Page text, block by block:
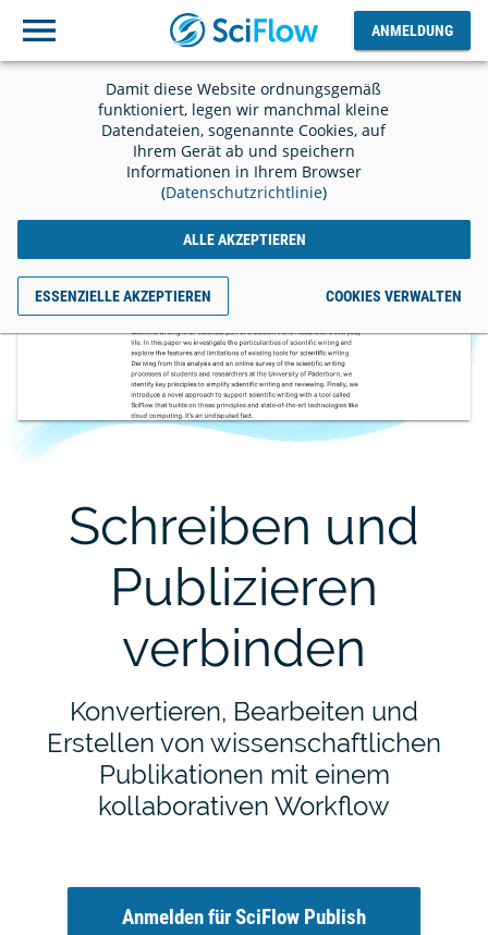
Damit diese Website ordnungsgemäß
funktioniert, legen wir manchmal kleine
Datendateien, sogenannte Cookies, auf
Ihrem Gerät ab und speichern
Informationen in Ihrem Browser
(Datenschutzrichtlinie)
ALLE AKZEPTIEREN
ESSENZIELLE AKZEPTIEREN COOKIES VERWALTEN
ANMELDUNG
ANMELDUNG
Ausloggen
Schreiben und
Publizieren
verbinden
Konvertieren, Bearbeiten und
Erstellen von wissenschaftlichen
Publikationen mit einem
kollaborativen Workflow
Anmelden für SciFlow Publish